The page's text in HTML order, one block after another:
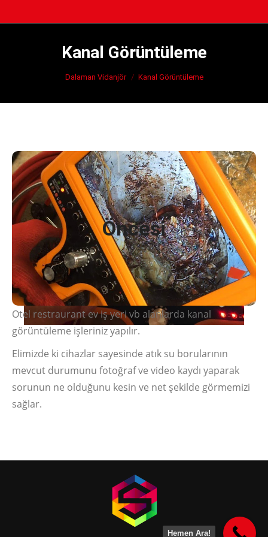
Kanal Görüntüleme
You are here:Dalaman Vidanjör Kanal Görüntüleme
Öncesi
Otel restraurant ev iş yeri vb alanlarda kanal
görüntüleme işleriniz yapılır.
Elimizde ki cihazlar sayesinde atık su borularının
mevcut durumunu fotoğraf ve video kaydı yaparak
sorunun ne olduğunu kesin ve net şekilde görmemizi
sağlar.
Hemen Ara!